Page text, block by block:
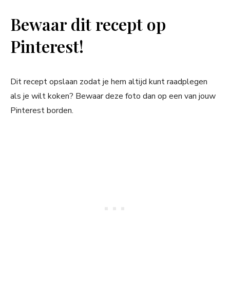
Bewaar dit recept op
Pinterest!
Dit recept opslaan zodat je hem altijd kunt raadplegen
als je wilt koken? Bewaar deze foto dan op een van jouw
Pinterest borden.